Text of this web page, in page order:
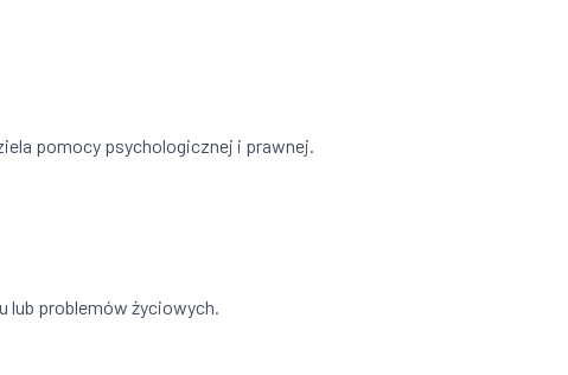
pomocy psychologicznej i prawnej.
lub problemów życiowych.